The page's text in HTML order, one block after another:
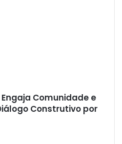
Comunidade e
Construtivo por